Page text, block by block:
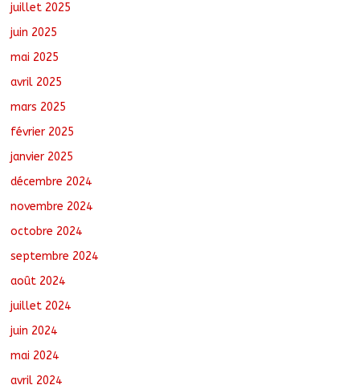
juillet 2025
juin 2025
mai 2025
avril 2025
mars 2025
février 2025
janvier 2025
décembre 2024
novembre 2024
octobre 2024
septembre 2024
août 2024
juillet 2024
juin 2024
mai 2024
avril 2024